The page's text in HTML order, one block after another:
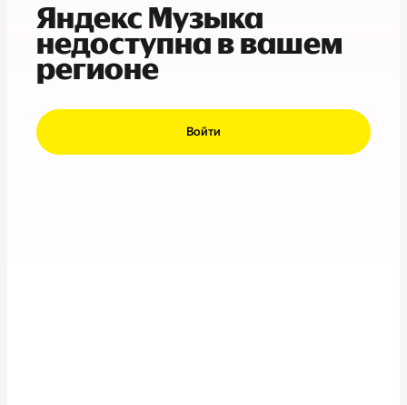
Яндекс Музыка
недоступна в вашем
регионе
Войти